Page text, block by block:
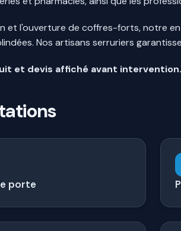
et l'ouverture de coffres-forts, notre
Nos artisans serruriers
et devis affiché avant intervention.
porte